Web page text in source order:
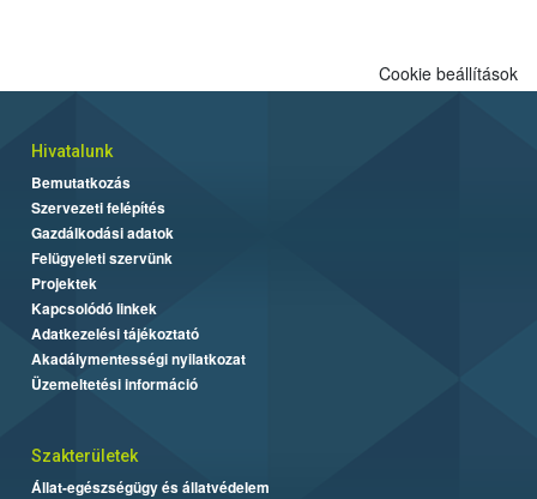
Cookie beállítások
Hivatalunk
Bemutatkozás
Szervezeti felépítés
Gazdálkodási adatok
Felügyeleti szervünk
Projektek
Kapcsolódó linkek
Adatkezelési tájékoztató
Akadálymentességi nyilatkozat
Üzemeltetési információ
Szakterületek
Állat-egészségügy és állatvédelem